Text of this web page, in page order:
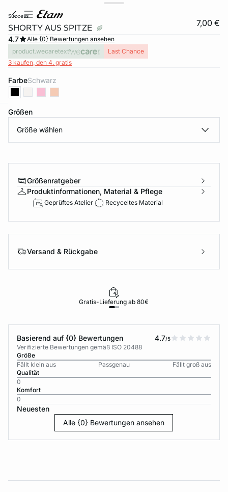
success
SHORTY AUS SPITZE 7,00 €
4.7
Alle {0} Bewertungen ansehen
product.wecaretext
Last Chance
3 kaufen, den 4. gratis
Farbe schwarz
Größen
Größe wählen
Größenratgeber
Produktinformationen, Material & Pflege
Geprüftes Atelier Recyceltes Material
Versand & Rückgabe
Gratis-Lieferung ab 80€
Basierend auf {0} Bewertungen 4.7/5
Verifizierte Bewertungen gemäß ISO 20488
Größe
Fällt klein aus
Passgenau
Fällt groß aus
Qualität
0
Komfort
0
Neuesten
Alle {0} Bewertungen ansehen